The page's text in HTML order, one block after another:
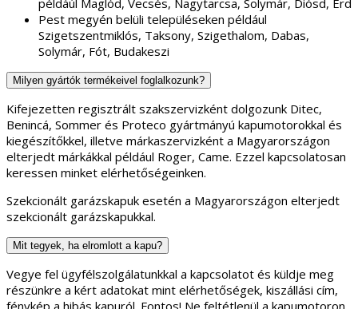
Pest megyén belüli településeken például
Szigetszentmiklós, Taksony, Szigethalom, Dabas,
Solymár, Fót, Budakeszi
Milyen gyártók termékeivel foglalkozunk?
Kifejezetten regisztrált szakszervizként dolgozunk Ditec,
Benincá, Sommer és Proteco gyártmányú kapumotorokkal és
kiegészítőkkel, illetve márkaszervizként a Magyarországon
elterjedt márkákkal például Roger, Came. Ezzel kapcsolatosan
keressen minket elérhetőségeinken.
Szekcionált garázskapuk esetén a Magyarországon elterjedt
szekcionált garázskapukkal.
Mit tegyek, ha elromlott a kapu?
Vegye fel ügyfélszolgálatunkkal a kapcsolatot és küldje meg
részünkre a kért adatokat mint elérhetőségek, kiszállási cím,
fénykép a hibás kapuról. Fontos! Ne feltétlenül a kapumotoron